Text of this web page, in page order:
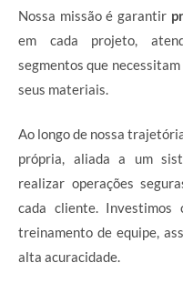
Nossa missão é garantir
em cada projeto,
segmentos que
seus materiais.
Ao longo de nossa
própria, aliada a um
realizar operações
cada cliente. Investimos
treinamento de equipe,
alta acuracidade.